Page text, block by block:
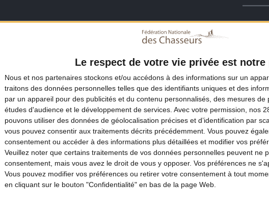
Le respect de votre vie privée est
Nous et nos partenaires stockons et/ou accédons à des informations sur un
traitons des données personnelles telles que des identifiants uniques et des
par un appareil pour des publicités et du contenu personnalisés, des mesures de
études d'audience et le développement de services. Avec votre permission, nos
pouvons utiliser des données de géolocalisation précises et d’identification par
vous pouvez consentir aux traitements décrits précédemment. Vous pouvez
consentement ou accéder à des informations plus détaillées et modifier vos
Veuillez noter que certains traitements de vos données personnelles peuvent ne
consentement, mais vous avez le droit de vous y opposer. Vos préférences ne
Vous pouvez modifier vos préférences ou retirer votre consentement à tout
en cliquant sur le bouton "Confidentialité" en bas de la page Web.